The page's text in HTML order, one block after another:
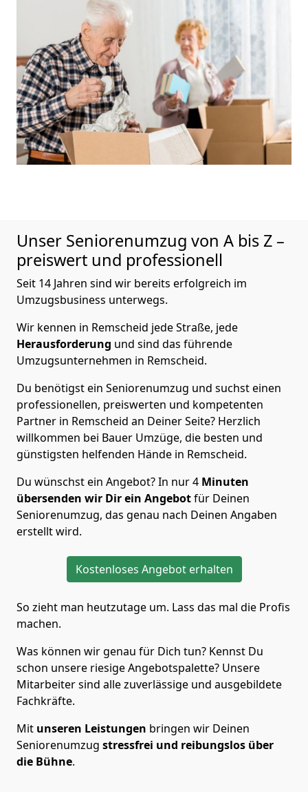
Unser Seniorenumzug von A bis Z –
preiswert und professionell
Seit 14 Jahren sind wir bereits erfolgreich im
Umzugsbusiness unterwegs.
Wir kennen in Remscheid jede Straße, jede
Herausforderung und sind das führende
Umzugsunternehmen in Remscheid.
Du benötigst ein Seniorenumzug und suchst einen
professionellen, preiswerten und kompetenten
Partner in Remscheid an Deiner Seite? Herzlich
willkommen bei Bauer Umzüge, die besten und
günstigsten helfenden Hände in Remscheid.
Du wünschst ein Angebot? In nur 4 Minuten
übersenden wir Dir ein Angebotfür Deinen
Seniorenumzug, das genau nach Deinen Angaben
erstellt wird.
Kostenloses Angebot erhalten
So zieht man heutzutage um. Lass das mal die Profis
machen.
Was können wir genau für Dich tun? Kennst Du
schon unsere riesige Angebotspalette? Unsere
Mitarbeiter sind alle zuverlässige und ausgebildete
Fachkräfte.
Mit unseren Leistungen bringen wir Deinen
Seniorenumzug stressfrei und reibungslos über
die Bühne.